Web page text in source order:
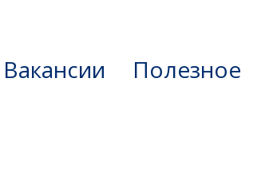
Вакансии Полезное